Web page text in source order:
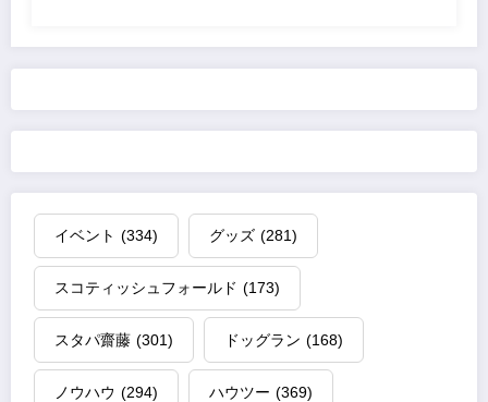
イベント (334) グッズ (281)
スコティッシュフォールド (173)
スタパ齋藤 (301) ドッグラン (168)
ノウハウ (294) ハウツー (369)